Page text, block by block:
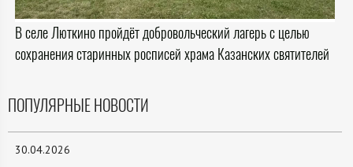
В селе Люткино пройдёт добровольческий лагерь с целью
сохранения старинных росписей храма Казанских святителей
ПОПУЛЯРНЫЕ НОВОСТИ
30.04.2026